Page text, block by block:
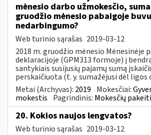
mėnesio darbo užmokesčio,
gruodžio mėnesio pabaigoje
nedarbingumo?
Web turinio sąrašas 2019-03-12
2018 m. gruodžio mėnesio Mėnesinėje
deklaracijoje (GPM313 formoje) į
santykiais susijusių pajamų sumą
perskaičiuota (t. y. sumažėjusi dėl ligos
Metai (Archyvas): 2019 Mokesčiai:
mokestis Pagrindinis: Mokesčių
20. Kokios naujos lengvatos?
Web turinio sąrašas 2019-03-12